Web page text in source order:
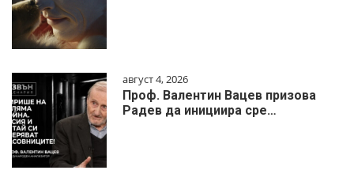
август 4, 2026
Проф. Валентин Вацев призова
Радев да инициира сре…